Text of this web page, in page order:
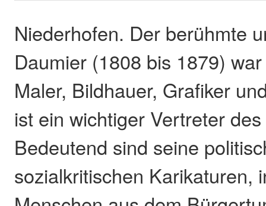
Niederhofen. Der berühmte
Daumier (1808 bis 1879)
Maler, Bildhauer, Grafiker
ist ein wichtiger Vertreter
Bedeutend sind seine
sozialkritischen Karikaturen,